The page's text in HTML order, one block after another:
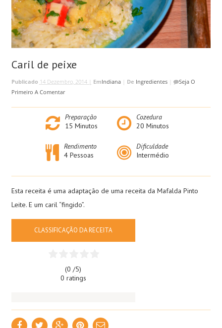
Caril de peixe
Publicado 14 Dezembro, 2014 | EmIndiana| De Ingredientes|
Seja O
Primeiro A Comentar
Preparação
15 Minutos
Cozedura
20 Minutos
Rendimento
4 Pessoas
Dificuldade
Intermédio
Esta receita é uma adaptação de uma receita da Mafalda Pinto
Leite. E um caril “fingido”.
CLASSIFICAÇÃO DA RECEITA
(0 /5)
0 ratings